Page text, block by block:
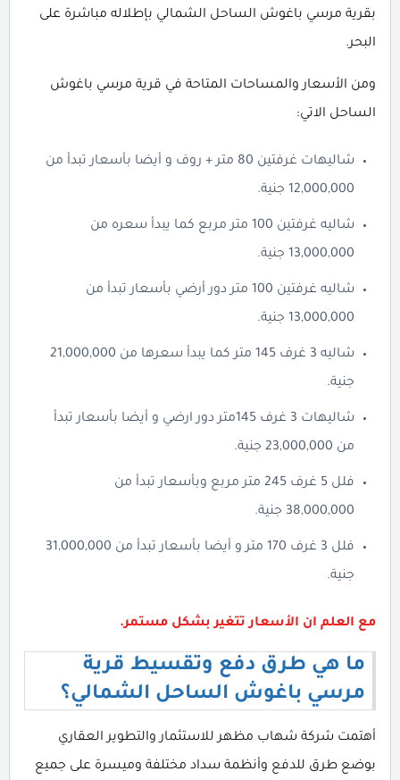
بقرية مرسي باغوش الساحل الشمالي بإطلاله مباشرة على
البحر.
ومن الأسعار والمساحات المتاحة في قرية مرسي باغوش
الساحل الاتي:
شاليهات غرفتين 80 متر + روف و أيضا بأسعار تبدأ من
12,000,000 جنية.
شاليه غرفتين 100 متر مربع كما يبدأ سعره من
13,000,000 جنية.
شاليه غرفتين 100 متر دور أرضي بأسعار تبدأ من
13,000,000 جنية.
شاليه 3 غرف 145 متر كما يبدأ سعرها من 21,000,000
جنية.
شاليهات 3 غرف 145متر دور ارضي و أيضا بأسعار تبدأ
من 23,000,000 جنية.
فلل 5 غرف 245 متر مربع وبأسعار تبدأ من
38,000,000 جنية.
فلل 3 غرف 170 متر و أيضا بأسعار تبدأ من 31,000,000
جنية.
مع العلم ان الأسعار تتغير بشكل مستمر.
ما هي طرق دفع وتقسيط قرية
مرسي باغوش الساحل الشمالي؟
أهتمت شركة شهاب مظهر للاستثمار والتطوير العقاري
بوضع طرق للدفع وأنظمة سداد مختلفة وميسرة على جميع